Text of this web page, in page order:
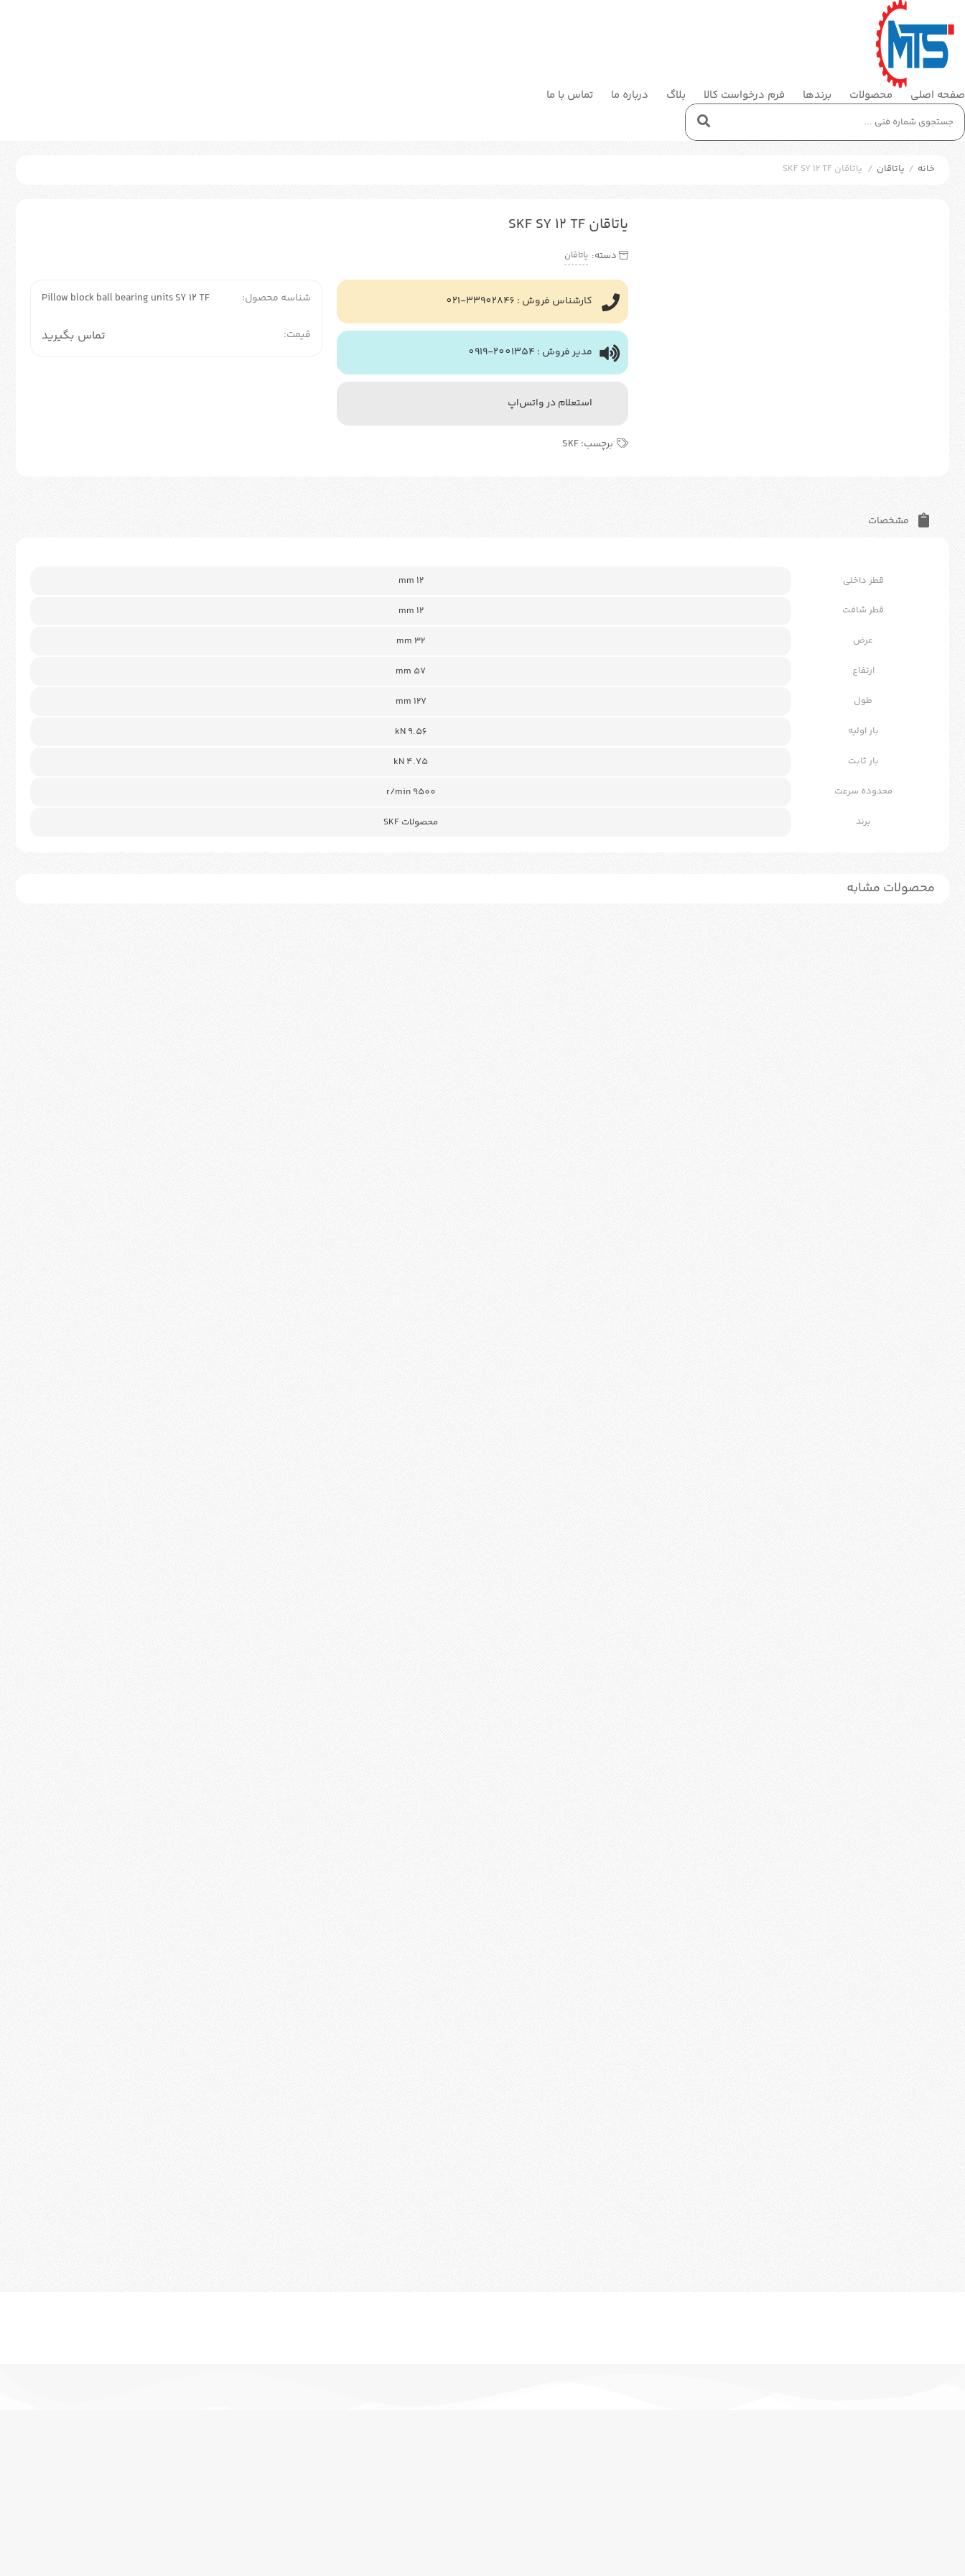
صفحه اصلی محصولات برندها فرم درخواست کالا بلاگ درباره ما تماس با ما
خانه / یاتاقان / یاتاقان SKF SY 12 TF
یاتاقان SKF SY 12 TF
دسته: یاتاقان
کارشناس فروش : 33902846-021
مدیر فروش : 2001354-0919
استعلام در واتس‌اپ
برچسب:SKF
شناسه محصول: Pillow block ball bearing units SY 12 TF
قیمت: تماس بگیرید
مشخصات
قطر داخلی 12 mm
قطر شافت 12 mm
عرض 32 mm
ارتفاع 57 mm
طول 127 mm
بار اولیه 9.56 kN
بار ثابت 4.75 kN
محدوده سرعت r/min 9500
برند محصولات SKF
محصولات مشابه